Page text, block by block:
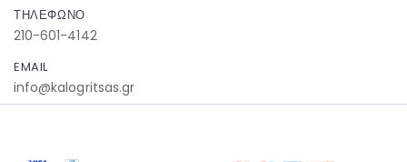
ΤΗΛΕΦΩΝΟ
210-601-4142
EMAIL
info@kalogritsas.gr